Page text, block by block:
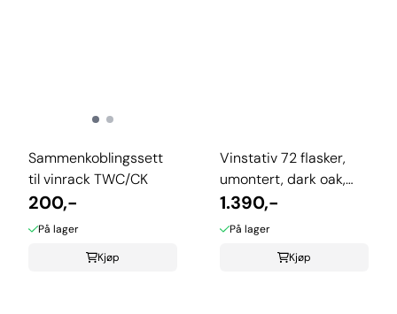
Sammenkoblingssett
til vinrack TWC/CK
200,-
På lager
Kjøp
Vinstativ 72 flasker,
umontert, dark oak,
TWC/72KTDO
1.390,-
På lager
Kjøp